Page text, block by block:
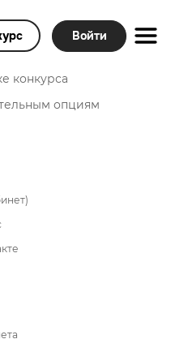
Войти
конкурса
опциям